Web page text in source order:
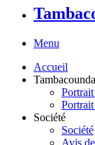
Menu
Accueil
Tambacounda
Société
Société
Avis